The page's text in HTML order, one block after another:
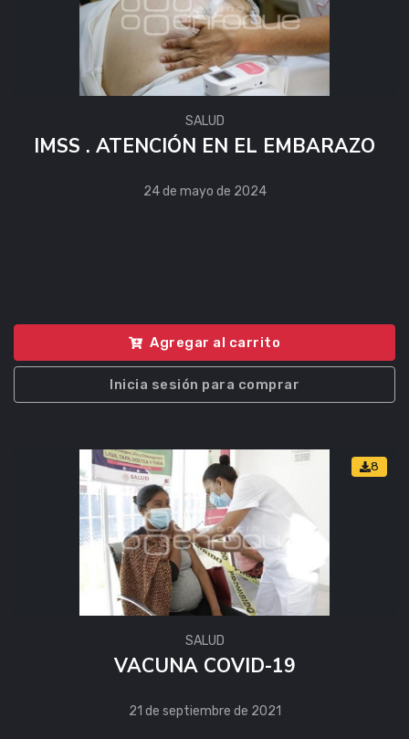
SALUD
IMSS . ATENCIÓN EN EL EMBARAZO
24 de mayo de 2024
Agregar al carrito
Inicia sesión para comprar
8
SALUD
VACUNA COVID-19
21 de septiembre de 2021